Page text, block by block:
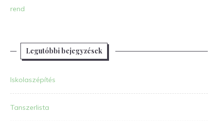
rend
Legutóbbi bejegyzések
Iskolaszépítés
Tanszerlista